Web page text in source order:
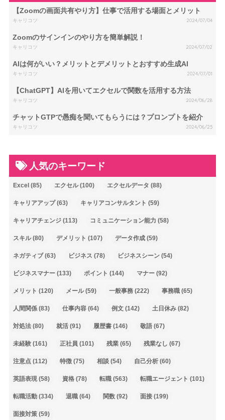
【Zoomの画面共有やり方】仕事で活用する場面とメリット
キャリコツ 2024/07/04
Zoomのサインインのやり方を簡単解説！
キャリコツ 2024/07/02
AIは何がいい？メリットとデメリットとおすすめ生成AI
キャリコツ 2024/07/01
【ChatGPT】AIを用いてエクセルで関数を活用する方法
キャリコツ 2024/06/28
チャットGTPで愚痴を聞いてもらうには？プロンプトを紹介
キャリコツ 2024/06/25
人気のキーワード
Excel (85) エクセル(100) エクセルデータ (88)
キャリアアップ(63) キャリアコンサルタント (59)
キャリアチェンジ(113) コミュニケーション能力 (58)
スキル(80) デメリット (107) データ作成(59)
ネガティブ(63) ビジネス (78) ビジネスシーン(54)
ビジネスマナー(133) ポイント (144) マナー(92)
メリット (120) メール(59) 一般事務(222) 事務職(65)
人間関係(83) 仕事内容(64) 例文(142) 土日休み(82)
対処法(80) 就活(91) 履歴書(146) 敬語(67)
未経験(161) 正社員 (101) 残業(65) 残業なし (67)
注意点(112) 特徴(75) 相談(54) 自己分析(60)
英語表現(58) 資格(78) 転職(563) 転職エージェント (101)
転職活動(334) 退職(64) 関数(92) 面接(199)
面接対策(59)